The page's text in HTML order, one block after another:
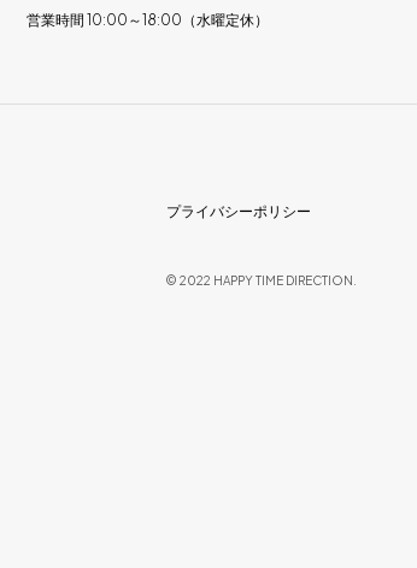
営業時間 10:00～18:00（水曜定休）
プライバシーポリシー
© 2022 HAPPY TIME DIRECTION.